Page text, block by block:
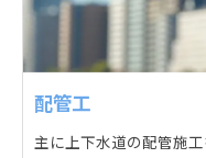
配管工